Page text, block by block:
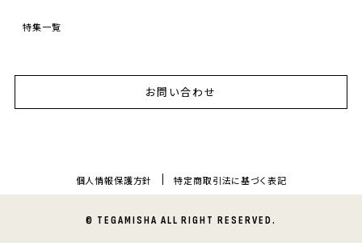
特集一覧
お問い合わせ
個人情報保護方針 特定商取引法に基づく表記
© TEGAMISHA ALL RIGHT RESERVED.